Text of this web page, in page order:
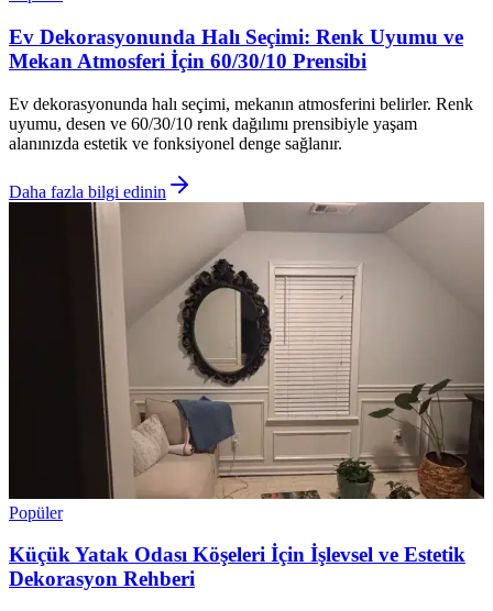
Ev Dekorasyonunda Halı Seçimi: Renk Uyumu ve
Mekan Atmosferi İçin 60/30/10 Prensibi
Ev dekorasyonunda halı seçimi, mekanın atmosferini belirler. Renk
uyumu, desen ve 60/30/10 renk dağılımı prensibiyle yaşam
alanınızda estetik ve fonksiyonel denge sağlanır.
Daha fazla bilgi edinin
Popüler
Küçük Yatak Odası Köşeleri İçin İşlevsel ve Estetik
Dekorasyon Rehberi